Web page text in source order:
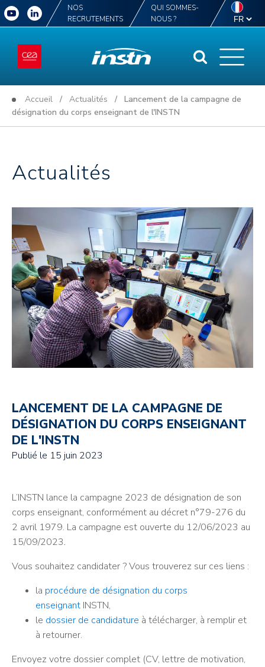
NOS
RECRUTEMENTS
QUI SOMMES-
NOUS ?
Accueil / Actualités / Lancement de la campagne de
désignation du corps enseignant de l'INSTN
Actualités
LANCEMENT DE LA CAMPAGNE DE
DÉSIGNATION DU CORPS ENSEIGNANT
DE L'INSTN
Publié le 15 juin 2023
L’INSTN lance la campagne 2023 de désignation de son
corps enseignant, conformément au décret n°79-276 du
2 avril 1979. La campagne est ouverte du 12/06/2023 au
15/09/2023.
Vous souhaitez candidater ? Vous trouverez sur ces liens :
la procédure de désignation du corps
enseignant INSTN,
le dossier de candidature à télécharger, à remplir et
à retourner.
Envoyez votre dossier complet (CV, lettre de motivation,